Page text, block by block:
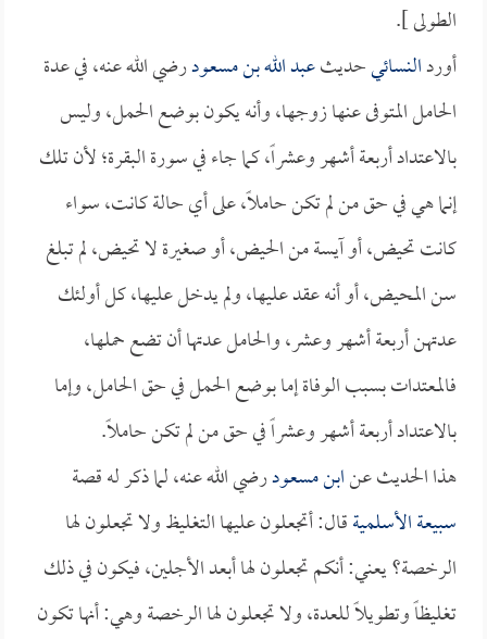
الطولى ].
أوردالنسائيحديثعبد الله بن مسعودرضي الله عنه، في عدة
الحامل المتوفى عنها زوجها، وأنه يكون بوضع الحمل، وليس
بالاعتداد أربعة أشهر وعشراً، كما جاء في سورة البقرة؛ لأن تلك
إنما هي في حق من لم تكن حاملاً، على أي حالة كانت، سواء
كانت تحيض، أو آيسة من الحيض، أو صغيرة لا تحيض، لم تبلغ
سن المحيض، أو أنه عقد عليها، ولم يدخل عليها، كل أولئك
عدتهن أربعة أشهر وعشر، والحامل عدتها أن تضع حملها،
فالمعتدات بسبب الوفاة إما بوضع الحمل في حق الحامل، وإما
بالاعتداد أربعة أشهر وعشراً في حق من لم تكن حاملاً.
هذا الحديث عنابن مسعودرضي الله عنه، لما ذكر له قصة
سبيعة الأسلميةقال: أتجعلون عليها التغليظ ولا تجعلون لها
الرخصة؟ يعني: أنكم تجعلون لها أبعد الأجلين، فيكون في ذلك
تغليظاً وتطويلاً للعدة، ولا تجعلون لها الرخصة وهي: أنها تكون